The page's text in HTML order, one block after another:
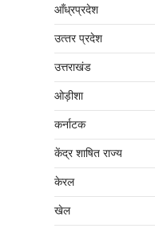
आँध्रप्रदेश
उत्‍तर प्रदेश
उत्तराखंड
ओड़ीशा
कर्नाटक
केंद्र शाषित राज्य
केरल
खेल